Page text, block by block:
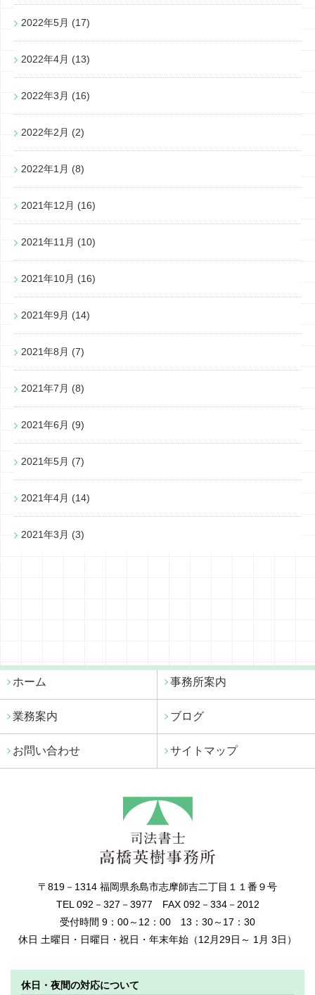
2022年5月 (17)
2022年4月 (13)
2022年3月 (16)
2022年2月 (2)
2022年1月 (8)
2021年12月 (16)
2021年11月 (10)
2021年10月 (16)
2021年9月 (14)
2021年8月 (7)
2021年7月 (8)
2021年6月 (9)
2021年5月 (7)
2021年4月 (14)
2021年3月 (3)
ホーム 事務所案内
業務案内 ブログ
お問い合わせ サイトマップ
〒819－1314 福岡県糸島市志摩師吉二丁目１１番９号
TEL 092－327－3977 FAX 092－334－2012
受付時間 9：00～12：00 13：30～17：30
休日 土曜日・日曜日・祝日・年末年始（12月29日～ 1月 3日）
休日・夜間の対応について